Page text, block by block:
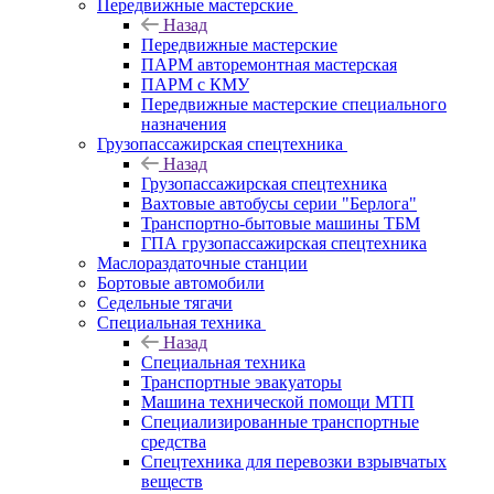
Передвижные мастерские
Назад
Передвижные мастерские
ПАРМ авторемонтная мастерская
ПАРМ с КМУ
Передвижные мастерские специального
назначения
Грузопассажирская спецтехника
Назад
Грузопассажирская спецтехника
Вахтовые автобусы серии "Берлога"
Транспортно-бытовые машины ТБМ
ГПА грузопассажирская спецтехника
Маслораздаточные станции
Бортовые автомобили
Седельные тягачи
Специальная техника
Назад
Специальная техника
Транспортные эвакуаторы
Машина технической помощи МТП
Специализированные транспортные
средства
Спецтехника для перевозки взрывчатых
веществ